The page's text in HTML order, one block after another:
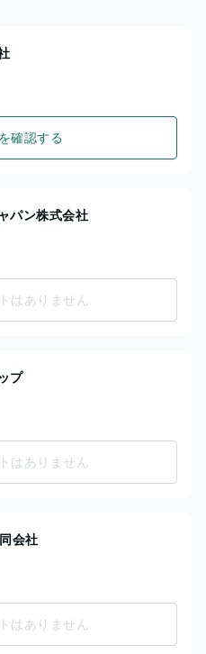
確認する
パン株式会社
はありません
プ
はありません
会社
はありません